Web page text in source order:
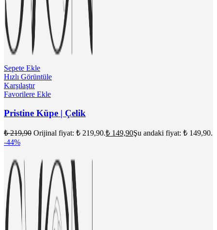
Sepete Ekle
Hızlı Görüntüle
Karşılaştır
Favorilere Ekle
Pristine Küpe | Çelik
₺219,90 Orijinal fiyat: ₺ 219,90.₺ 149,90Şu andaki fiyat: ₺ 149,90.
-44%